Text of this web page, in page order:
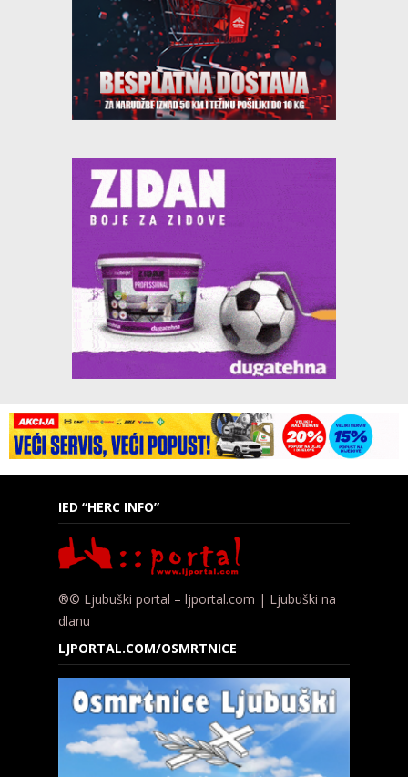
IED “HERC INFO”
®© Ljubuški portal – ljportal.com | Ljubuški na
dlanu
LJPORTAL.COM/OSMRTNICE